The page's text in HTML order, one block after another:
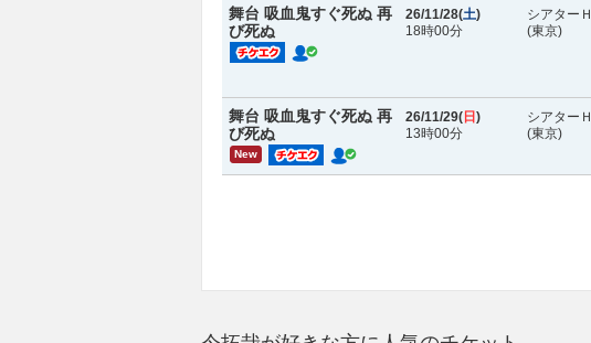
舞台 吸血鬼すぐ死ぬ 再
び死ぬ
26/11/28(土)
18時00分
シアターＨ
(東京)
舞台 吸血鬼すぐ死ぬ 再
び死ぬ
New
26/11/29( 日 )
13時00分
シアターＨ
(東京)